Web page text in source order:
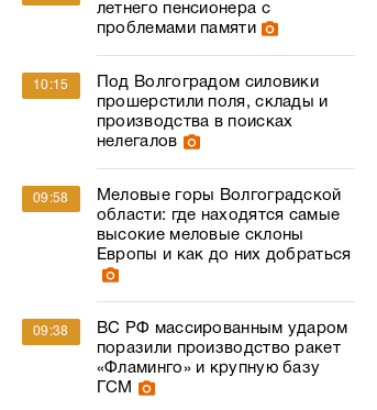
летнего пенсионера с
проблемами памяти
10:15
Под Волгоградом силовики
прошерстили поля, склады и
производства в поисках
нелегалов
09:58
Меловые горы Волгоградской
области: где находятся самые
высокие меловые склоны
Европы и как до них добраться
09:38
ВС РФ массированным ударом
поразили производство ракет
«Фламинго» и крупную базу
ГСМ